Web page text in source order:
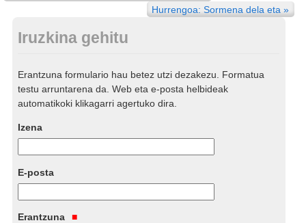
Hurrengoa: Sormena dela eta »
Iruzkina gehitu
Erantzuna formulario hau betez utzi dezakezu. Formatua
testu arruntarena da. Web eta e-posta helbideak
automatikoki klikagarri agertuko dira.
Izena
E-posta
Erantzuna